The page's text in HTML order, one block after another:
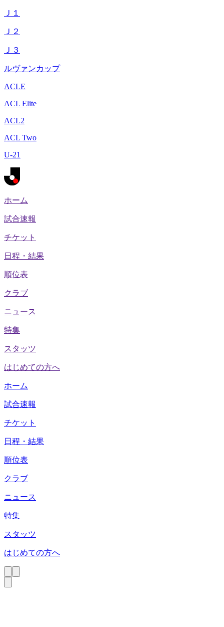
Ｊ１
Ｊ２
Ｊ３
ルヴァンカップ
ACLE
ACL Elite
ACL2
ACL Two
U-21
ホーム
試合速報
チケット
日程・結果
順位表
クラブ
ニュース
特集
スタッツ
はじめての方へ
ホーム
試合速報
チケット
日程・結果
順位表
クラブ
ニュース
特集
スタッツ
はじめての方へ